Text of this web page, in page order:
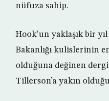
nüfuza sahip.
Hook’un yaklaşık bir
Bakanlığı kulislerinin
olduğuna değinen
Tillerson’a yakın